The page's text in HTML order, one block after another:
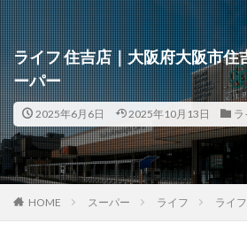
ライフ 住吉店｜大阪府大阪市住
ーパー
2025年6月6日 2025年10月13日 ラ
HOME スーパー ライフ ライ
北海道 青森県 岩手県
山形県
福島県 茨城県
埼玉県
千葉県 東京都
山梨県
長野県 富山県
岐阜県
静岡県 愛知県
京都府
大阪府 兵庫県
鳥取県
島根県 岡山県
徳島県
香川県 愛媛県
佐賀県
長崎県 熊本県